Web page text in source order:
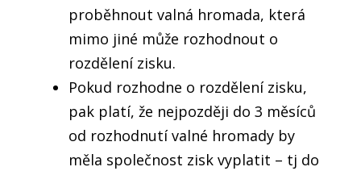
proběhnout valná hromada, která
mimo jiné může rozhodnout o
rozdělení zisku.
Pokud rozhodne o rozdělení zisku,
pak platí, že nejpozději do 3 měsíců
od rozhodnutí valné hromady by
měla společnost zisk vyplatit – tj do